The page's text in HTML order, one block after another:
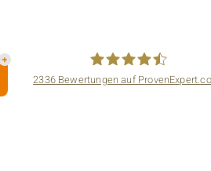
2336Bewertungen auf